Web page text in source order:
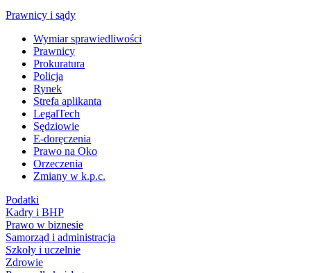
Prawnicy i sądy
Wymiar sprawiedliwości
Prawnicy
Prokuratura
Policja
Rynek
Strefa aplikanta
LegalTech
Sędziowie
E-doręczenia
Prawo na Oko
Orzeczenia
Zmiany w k.p.c.
Podatki
Kadry i BHP
Prawo w biznesie
Samorząd i administracja
Szkoły i uczelnie
Zdrowie